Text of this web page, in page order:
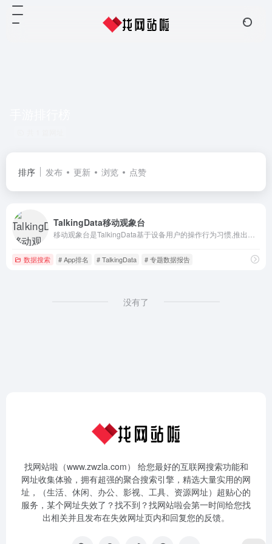
排序 发布 更新 浏览 点赞
TalkingData移动观象台
数据搜索 # App排名 # TalkingData # 专题数据报告
没有了
找网站啦（www.zwzla.com） 给您最好的互联网搜索功能和
网址收集体验，拥有超强的聚合搜索引擎，精选大量实用的网
址，（生活、休闲、办公、影视、工具、资源网址）超贴心的
服务，某个网址失效了？找不到？找网站啦会第一时间给您找
出相关并且发布在失效网址页内和回复您的反馈。